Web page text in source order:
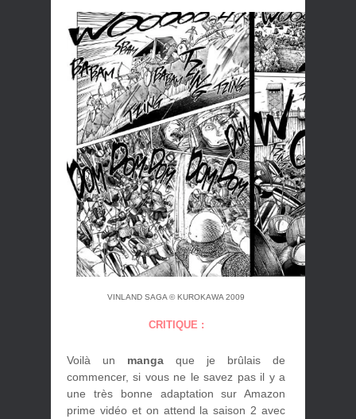
VINLAND SAGA © KUROKAWA 2009
CRITIQUE :
Voilà un manga que je brûlais de
commencer, si vous ne le savez pas il y a
une très bonne adaptation sur Amazon
prime vidéo et on attend la saison 2 avec